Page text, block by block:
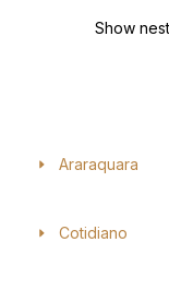
Show
Araraquara
Cotidiano